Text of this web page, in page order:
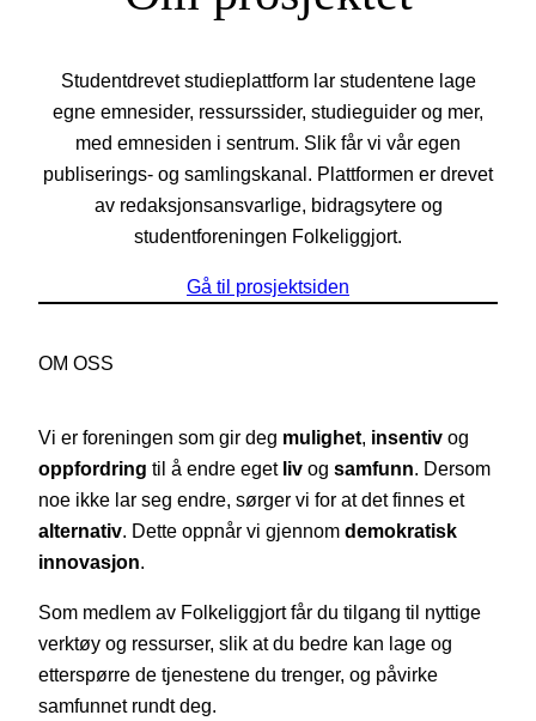
Studentdrevet studieplattform lar studentene lage
egne emnesider, ressurssider, studieguider og mer,
med emnesiden i sentrum. Slik får vi vår egen
publiserings- og samlingskanal. Plattformen er drevet
av redaksjonsansvarlige, bidragsytere og
studentforeningen Folkeliggjort.
Gå til prosjektsiden
OM OSS
Vi er foreningen som gir deg mulighet, insentiv og
oppfordring til å endre eget liv og samfunn. Dersom
noe ikke lar seg endre, sørger vi for at det finnes et
alternativ. Dette oppnår vi gjennom demokratisk
innovasjon.
Som medlem av Folkeliggjort får du tilgang til nyttige
verktøy og ressurser, slik at du bedre kan lage og
etterspørre de tjenestene du trenger, og påvirke
samfunnet rundt deg.